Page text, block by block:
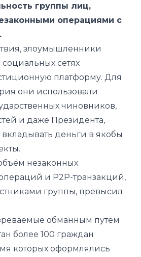
группы лиц,
операциями с
злоумышленники
сетях
платформу. Для
они использовали
чиновников,
и даже Президента,
деньги в якобы
незаконных
и P2P-транзакций,
группы, превысил
обманным путём
более 100 граждан
которых оформлялись